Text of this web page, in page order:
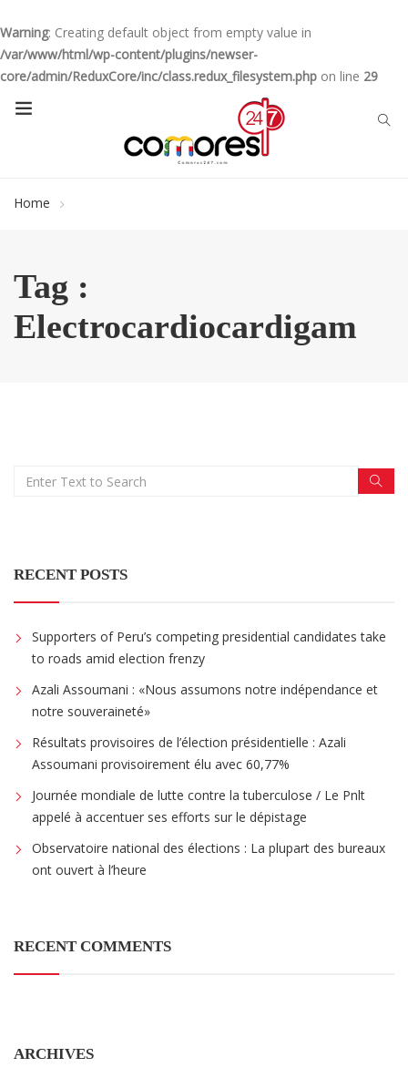
Warning: Creating default object from empty value in
/var/www/html/wp-content/plugins/newser-
core/admin/ReduxCore/inc/class.redux_filesystem.php on line 29
Home
Tag :
Electrocardiocardigam
RECENT POSTS
Supporters of Peru’s competing presidential candidates take
to roads amid election frenzy
Azali Assoumani : «Nous assumons notre indépendance et
notre souveraineté»
Résultats provisoires de l’élection présidentielle : Azali
Assoumani provisoirement élu avec 60,77%
Journée mondiale de lutte contre la tuberculose / Le Pnlt
appelé à accentuer ses efforts sur le dépistage
Observatoire national des élections : La plupart des bureaux
ont ouvert à l’heure
RECENT COMMENTS
ARCHIVES